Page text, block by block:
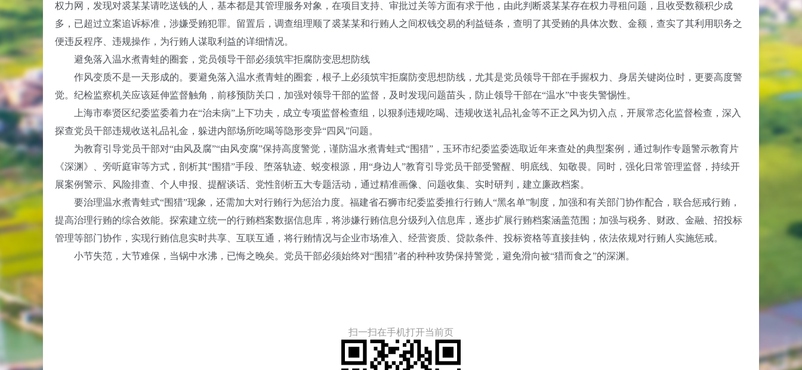
权力网，发现对裘某某请吃送钱的人，基本都是其管理服务对象，在项目支持、审批过关等方面有求于他，由此判断裘某某存在权力寻租问题，且收受数额积少成
多，已超过立案追诉标准，涉嫌受贿犯罪。留置后，调查组理顺了裘某某和行贿人之间权钱交易的利益链条，查明了其受贿的具体次数、金额，查实了其利用职务之
便违反程序、违规操作，为行贿人谋取利益的详细情况。
避免落入温水煮青蛙的圈套，党员领导干部必须筑牢拒腐防变思想防线
作风变质不是一天形成的。要避免落入温水煮青蛙的圈套，根子上必须筑牢拒腐防变思想防线，尤其是党员领导干部在手握权力、身居关键岗位时，更要高度警
觉。纪检监察机关应该延伸监督触角，前移预防关口，加强对领导干部的监督，及时发现问题苗头，防止领导干部在“温水”中丧失警惕性。
上海市奉贤区纪委监委着力在“治未病”上下功夫，成立专项监督检查组，以狠刹违规吃喝、违规收送礼品礼金等不正之风为切入点，开展常态化监督检查，深入
探查党员干部违规收送礼品礼金，躲进内部场所吃喝等隐形变异“四风”问题。
为教育引导党员干部对“由风及腐”“由风变腐”保持高度警觉，谨防温水煮青蛙式“围猎”，玉环市纪委监委选取近年来查处的典型案例，通过制作专题警示教育片
《深渊》、旁听庭审等方式，剖析其“围猎”手段、堕落轨迹、蜕变根源，用“身边人”教育引导党员干部受警醒、明底线、知敬畏。同时，强化日常管理监督，持续开
展案例警示、风险排查、个人申报、提醒谈话、党性剖析五大专题活动，通过精准画像、问题收集、实时研判，建立廉政档案。
要治理温水煮青蛙式“围猎”现象，还需加大对行贿行为惩治力度。福建省石狮市纪委监委推行行贿人“黑名单”制度，加强和有关部门协作配合，联合惩戒行贿，
提高治理行贿的综合效能。探索建立统一的行贿档案数据信息库，将涉嫌行贿信息分级列入信息库，逐步扩展行贿档案涵盖范围；加强与税务、财政、金融、招投标
管理等部门协作，实现行贿信息实时共享、互联互通，将行贿情况与企业市场准入、经营资质、贷款条件、投标资格等直接挂钩，依法依规对行贿人实施惩戒。
小节失范，大节难保，当锅中水沸，已悔之晚矣。党员干部必须始终对“围猎”者的种种攻势保持警觉，避免滑向被“猎而食之”的深渊。
扫一扫在手机打开当前页